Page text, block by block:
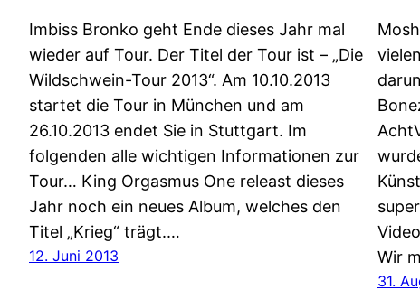
Imbiss Bronko geht Ende dieses Jahr mal
wieder auf Tour. Der Titel der Tour ist – „Die
Wildschwein-Tour 2013“. Am 10.10.2013
startet die Tour in München und am
26.10.2013 endet Sie in Stuttgart. Im
folgenden alle wichtigen Informationen zur
Tour… King Orgasmus One releast dieses
Jahr noch ein neues Album, welches den
Titel „Krieg“ trägt.…
12. Juni 2013
Wir
31.